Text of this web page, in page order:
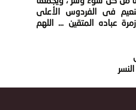
فى الفردوس الأعلى
عباده المتقين … اللهم